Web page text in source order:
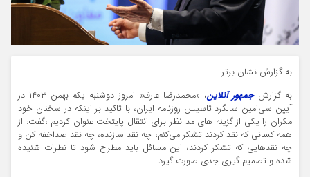
به گزارش نشان برتر
به گزارشجمهور آنلاین
، «محمدرضا عارف» امروز دوشنبه یکم بهمن ۱۴۰۳ در
آیین سی‌امین سالگرد تاسیس روزنامه ایران، با تاکید بر اینکه در سخنان خود
مکران را یکی از گزینه های مد نظر برای انتقال پایتخت عنوان کردیم ،گفت: از
همه کسانی که نقد کردند تشکر می‌کنم، چه نقد سازنده، چه نقد صداخفه کن و
چه نقدهایی که تشکر کردند، این مسائل باید مطرح شود تا نظرات شنیده
شده و تصمیم گیری جدی صورت گیرد.